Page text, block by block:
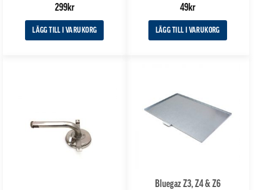
299kr
LÄGG TILL I VARUKORG
49kr
LÄGG TILL I VARUKORG
Bluegaz Z3, Z4 & Z6